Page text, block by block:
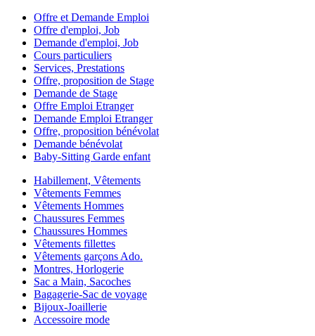
Offre et Demande Emploi
Offre d'emploi, Job
Demande d'emploi, Job
Cours particuliers
Services, Prestations
Offre, proposition de Stage
Demande de Stage
Offre Emploi Etranger
Demande Emploi Etranger
Offre, proposition bénévolat
Demande bénévolat
Baby-Sitting Garde enfant
Habillement, Vêtements
Vêtements Femmes
Vêtements Hommes
Chaussures Femmes
Chaussures Hommes
Vêtements fillettes
Vêtements garçons Ado.
Montres, Horlogerie
Sac a Main, Sacoches
Bagagerie-Sac de voyage
Bijoux-Joaillerie
Accessoire mode